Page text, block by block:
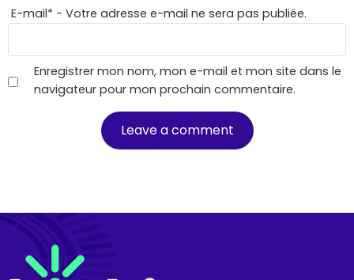
E-mail* - Votre adresse e-mail ne sera pas publiée.
Enregistrer mon nom, mon e-mail et mon site dans le
navigateur pour mon prochain commentaire.